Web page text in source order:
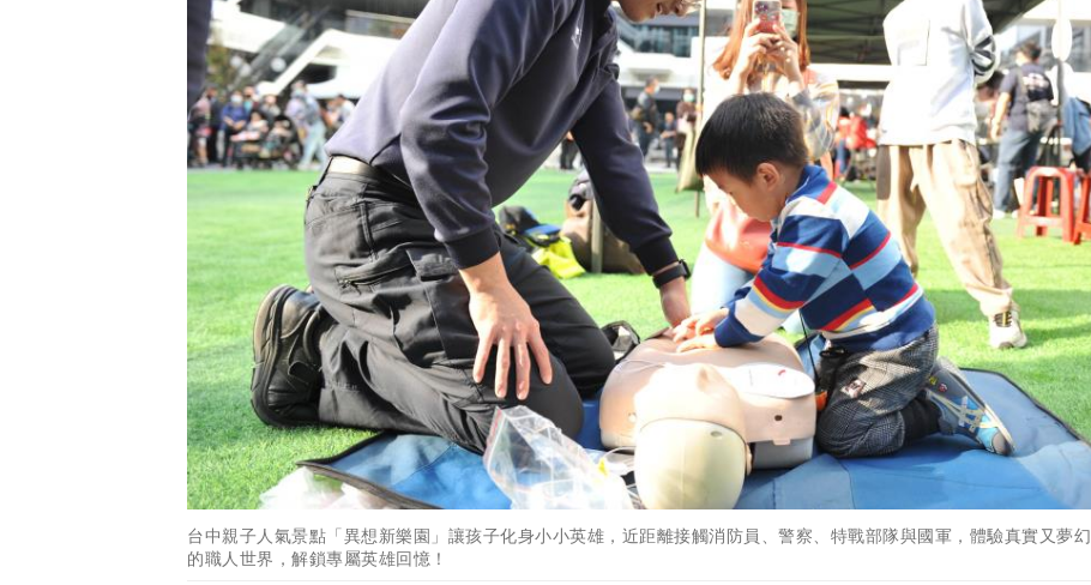
台中親子人氣景點「異想新樂園」讓孩子化身小小英雄，近距離接觸消防員、警察、特戰部隊與國軍，體驗真實又夢幻
的職人世界，解鎖專屬英雄回憶！